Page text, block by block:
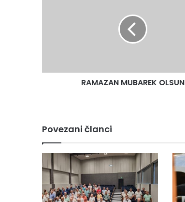
RAMAZAN MUBAREK OLSUN
Povezani članci